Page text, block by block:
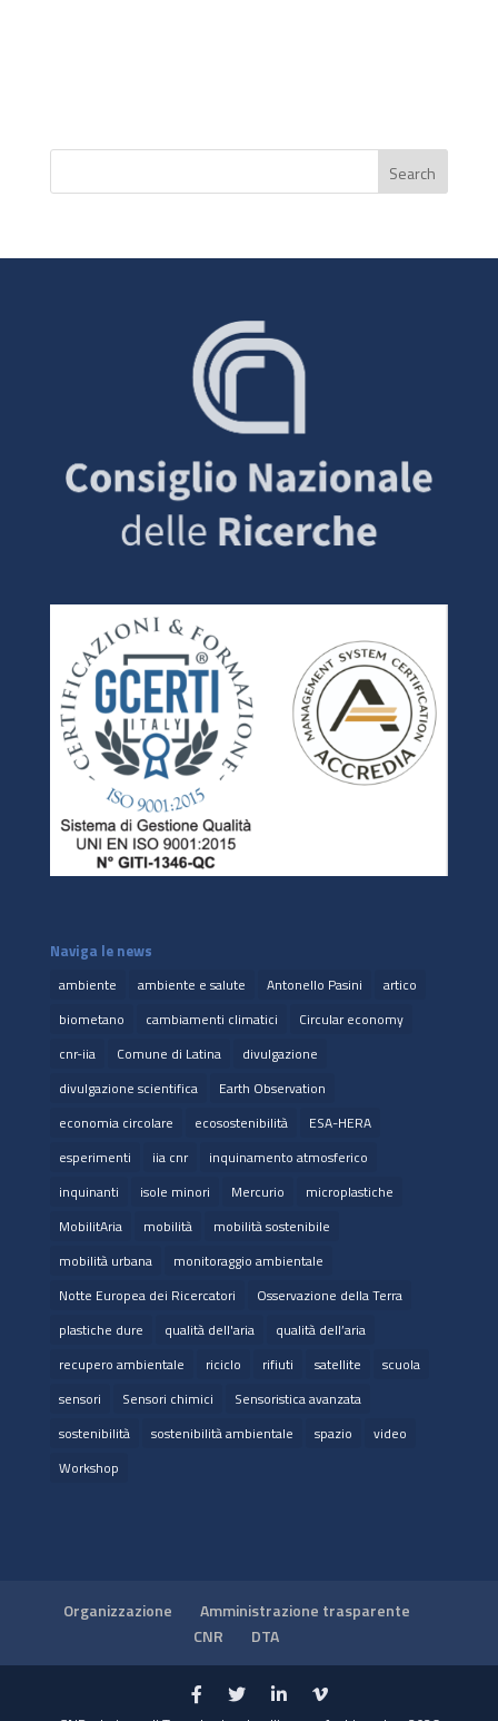
Naviga le news
ambiente ambiente e salute Antonello Pasini
artico
biometano
cambiamenti climatici
Circular economy
cnr-iia
Comune di Latina
divulgazione
divulgazione scientifica
Earth Observation
economia circolare
ecosostenibilità
ESA-HERA
esperimenti
iia cnr
inquinamento atmosferico
inquinanti
isole minori Mercurio
microplastiche
MobilitAria
mobilità
mobilità sostenibile
mobilità urbana
monitoraggio ambientale
Notte Europea dei Ricercatori
Osservazione della Terra
plastiche dure
qualità dell'aria
qualità dell’aria
recupero ambientale
riciclo rifiuti satellite
scuola
sensori
Sensori chimici
Sensoristica avanzata
sostenibilità
sostenibilità ambientale spazio
video
Workshop
Organizzazione
Amministrazione trasparente
CNR
DTA